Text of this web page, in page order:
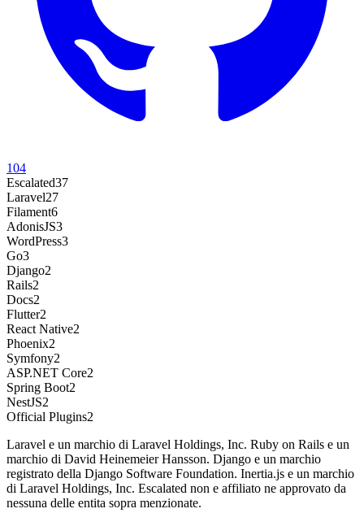
104
Escalated37
Laravel27
Filament6
AdonisJS3
WordPress3
Go3
Django2
Rails2
Docs2
Flutter2
React Native2
Phoenix2
Symfony2
ASP.NET Core2
Spring Boot2
NestJS2
Official Plugins2
Laravel e un marchio di Laravel Holdings, Inc. Ruby on Rails e un
marchio di David Heinemeier Hansson. Django e un marchio
registrato della Django Software Foundation. Inertia.js e un marchio
di Laravel Holdings, Inc. Escalated non e affiliato ne approvato da
nessuna delle entita sopra menzionate.